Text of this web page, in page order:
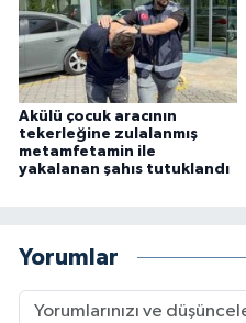
Akülü çocuk aracının
tekerleğine zulalanmış
metamfetamin ile
yakalanan şahıs tutuklandı
Yorumlar